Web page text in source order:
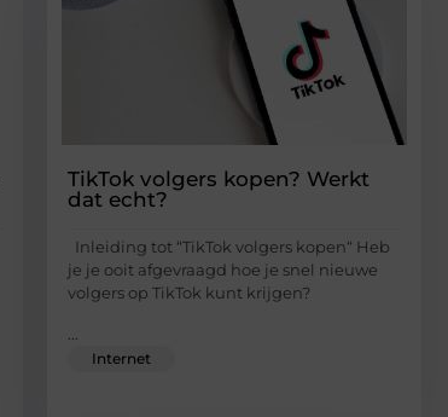
TikTok volgers kopen? Werkt
dat echt?
Inleiding tot “TikTok volgers kopen“ Heb
je je ooit afgevraagd hoe je snel nieuwe
volgers op TikTok kunt krijgen?
Internet